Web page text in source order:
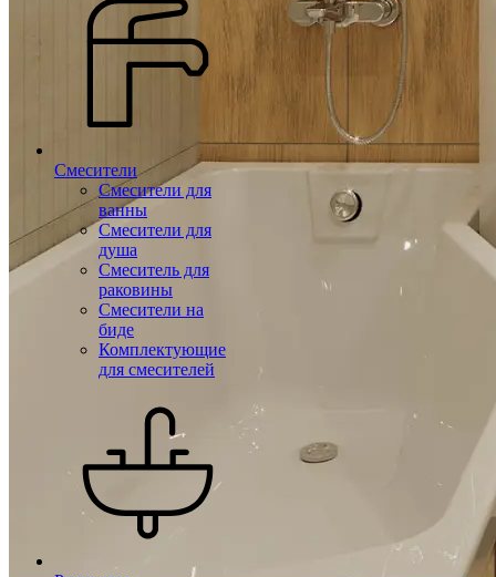
Смесители
Смесители для
ванны
Смесители для
душа
Смеситель для
раковины
Смесители на
биде
Комплектующие
для смесителей